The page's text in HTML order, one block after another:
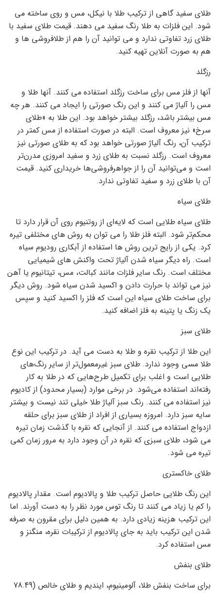
طلای سفید گاهی از ترکیب طلا با نیکل، مس و روی ساخته می
شود. این فلزات به طلا رنگ سفید می دهند. قیمت طلای سفید با
طلای زرد تفاوتی ندارد و می توانید آن را هم از طلافروشی ها و
هم به صورت آنلاین تهیه کنید.
رزگلد
آنها از فلز مس برای ساخت رزگلد استفاده می کنند. آنها طلا و
مس را آلیاژ می کنند و این رنگ صورتی را ایجاد می کنند. هر چه
مس بیشتر باشد، رزگلد بیشتر خواهد بود. این طلا به «طلای
سرخ» نیز معروف است. البته در صورت استفاده از مس کمتر در
ترکیب آن، رنگ آلیاژ صورتی خواهد بود که به طلای صورتی نیز
معروف است. رزگلد نسبت به طلای زرد و سفید امروزی مدرن‌تر
است و می‌توانید آن را از جواهرفروشی‌ها خریداری کنید. قیمت
آن با طلای زرد و سفید تفاوتی ندارد.
طلای سیاه
طلای سیاه طلایی است که لایه‌ای از روتنیوم روی آن قرار دارد تا
محکم‌تر شود. البته فلز طلا را می توان به روش های مختلفی تیره
کرد. یکی از رایج ترین روش ها استفاده از آبکاری رودیوم سیاه
است. راه دیگر سیاه شدن آلیاژ تحت واکنش های شیمیایی
مختلف است. رنگ سایر فلزات مانند کبالت، مس، تیتانیوم یا آهن
نیز می تواند با حرارت دادن و اکسید شدن سیاه شود. روش دیگر
برای ساخت طلای سیاه این است که فلز را اکسید کنید و سپس
یک زنگ یا پتینه به فلز اضافه کنید.
طلای سبز
این طلا از ترکیب نقره و طلا به دست می آید. در ترکیب این نوع
طلا مسی وجود ندارد. طلای سبز غیرمعمول‌تر از سایر رنگ‌های
طلایی است و اغلب برای تکمیل طرح‌هایی که در طلا به کار
رفته‌اند استفاده می‌شود. در برخی موارد (بسیار محدود) از کادیوم
نیز استفاده می کنند. رنگ سبز آلیاژ طلا خیلی تند نیست و بیشتر
سایه سبز دارد. امروزه بسیاری از افراد از طلای سبز برای حلقه
ازدواج استفاده می کنند. از آنجایی که نقره با گذشت زمان تیره
می شود، طلای سبزی که نقره در آن وجود دارد به مرور زمان کمی
تیره می شود.
طلای خاکستری
این رنگ طلایی حاصل ترکیب طلا و پالادیوم است. مقدار پالادیوم
را کم یا زیاد می کنند تا رنگ توس مورد نظر را به دست آورند. اما
این ترکیب هزینه زیادی دارد. به همین دلیل برای مقرون به صرفه
شدن این ترکیب باید به جای پالادیوم از ترکیبات نقره، منگنز و
مس استفاده کرد.
طلای بنفش
برای ساخت بنفش طلا، آلومینیوم، ایندیم و طلای خالص (78.49